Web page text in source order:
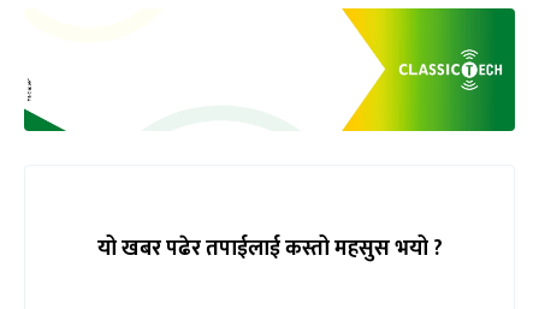
यो खबर पढेर तपाईलाई कस्तो महसुस भयो ?